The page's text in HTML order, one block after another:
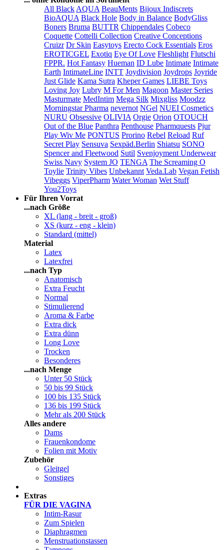
All Black AQUA BeauMents Bijoux Indiscrets
BioAQUA Black Hole Body in Balance BodyGliss
Boners Bruma BUTTR Chippendales Cobeco
Coquette Cottelli Collection Creative Conceptions
Cruizr Dr Skin Easytoys Erecto Cock Essentials Eros
EROTICGEL Exotiq Eye Of Love Fleshlight Flutschi
FPPR. Hot Fantasy Hueman ID Lube Intimate Intimate
Earth IntimateLine INTT Joydivision Joydrops Joyride
Just Glide Kama Sutra Kheper Games LIEBE Toys
Loving Joy Lubry M For Men Magoon Master Series
Masturmate MedIntim Mega Silk Mixgliss Moodzz
Morningstar Pharma nevernot NGel NUEI Cosmetics
NURU Obsessive OLIVIA Orgie Orion OTOUCH
Out of the Blue Panthra Penthouse Pharmquests Pjur
Play Wiv Me PONTUS Prorino Rebel Reload Ruf
Secret Play Sensuva Sexpäd.Berlin Shiatsu SONO
Spencer and Fleetwood Sutil Svenjoyment Underwear
Swiss Navy System JO TENGA The Screaming O
Toylie Trinity Vibes Unbekannt Veda.Lab Vegan Fetish
Vibeggs ViperPharm Water Woman Wet Stuff
You2Toys
Für Ihren Vorrat
...nach Größe
XL (lang - breit - groß)
XS (kurz - eng - klein)
Standard (mittel)
Material
Latex
Latexfrei
...nach Typ
Anatomisch
Extra Feucht
Normal
Stimulierend
Aroma & Farbe
Extra dick
Extra dünn
Long Love
Trocken
Besonderes
...nach Menge
Unter 50 Stück
50 bis 99 Stück
100 bis 135 Stück
136 bis 199 Stück
Mehr als 200 Stück
Alles andere
Dams
Frauenkondome
Folien mit Motiv
Zubehör
Gleitgel
Sonstiges
Extras
FÜR DIE VAGINA
Intim-Rasur
Zum Spielen
Diaphragmen
Menstruationstassen